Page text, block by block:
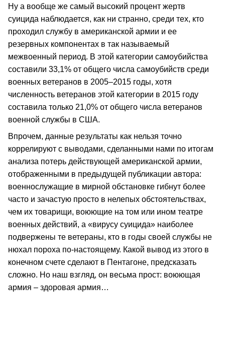
Ну а вообще же самый высокий процент жертв
суицида наблюдается, как ни странно, среди тех, кто
проходил службу в американской армии и ее
резервных компонентах в так называемый
межвоенный период. В этой категории самоубийства
составили 33,1% от общего числа самоубийств среди
военных ветеранов в 2005–2015 годы, хотя
численность ветеранов этой категории в 2015 году
составила только 21,0% от общего числа ветеранов
военной службы в США.
Впрочем, данные результаты как нельзя точно
коррелируют с выводами, сделанными нами по итогам
анализа потерь действующей американской армии,
отображенными в предыдущей публикации автора:
военнослужащие в мирной обстановке гибнут более
часто и зачастую просто в нелепых обстоятельствах,
чем их товарищи, воюющие на том или ином театре
военных действий, а «вирусу суицида» наиболее
подвержены те ветераны, кто в годы своей службы не
нюхал пороха по-настоящему. Какой вывод из этого в
конечном счете сделают в Пентагоне, предсказать
сложно. Но наш взгляд, он весьма прост: воюющая
армия – здоровая армия…